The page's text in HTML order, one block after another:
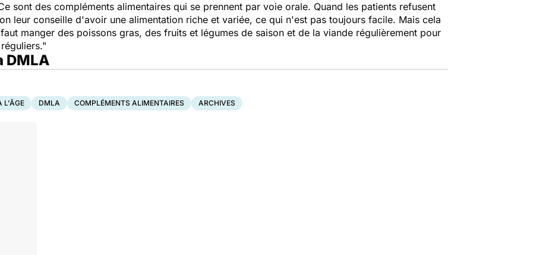
sont des compléments alimentaires qui se prennent par voie orale. Quand les patients refusent
leur conseille d'avoir une alimentation riche et variée, ce qui n'est pas toujours facile. Mais cela
manger des poissons gras, des fruits et légumes de saison et de la viande régulièrement pour
DMLA
L'ÂGE DMLA COMPLÉMENTS ALIMENTAIRES ARCHIVES